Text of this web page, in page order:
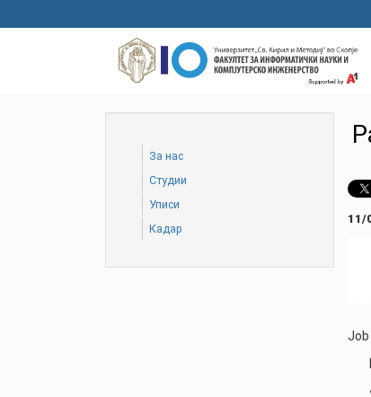
to
За нас
Студии
Уписи
Кадар
11/
Job